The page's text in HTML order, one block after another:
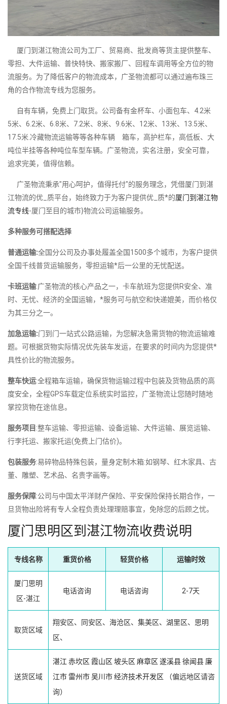
厦门到湛江物流公司为工厂、贸易商、批发商等货主提供整车、
零担、大件运输、普快特快、搬家搬厂、回程车调用等全方位的物
流服务。为了降低客户的物流成本，广圣物流都可以通过遍布珠三
角的合作物流专线为您服务。
自有车辆，免费上门取货。公司备有金杯车、小面包车、4.2米
5米、6.2米、6.8米、7.2米、8米、9.6米、12米、13米、13.5米、
17.5米.冷藏物流运输等等各种车辆 箱车，高护栏车，高低板、大
吨位半挂等各种吨位车型车辆。广圣物流，实名注册，安全可靠，
追求完美，值得信赖。
广圣物流秉承"用心呵护，值得托付"的服务理念，凭借厦门到湛
江物流的优_质平台，始终致力于为客户提供优_质*的厦门到湛江物
流专线-厦门至目的城市}物流公司运输服务。
多种服务可搭配选择
普通运输:全国分公司及办事处履盖全国1500多个城市，为客户提供
全国千线普货运输服务，零担运输*后一公里的无忧配送。
卡班运输:广圣物流的核心产品之一，卡车航班为您提供R安全、准
时、无忧、经济的全国运输，*服务可与航空和快递媲美，而价格仅
为其三分之一。
加急运输:门到门一站式公路运输，为您解决急需货物的物流运输难
题。可根据货物实际情况优先装车发运，在要求的时间内为您提供*
具性价比的物流服务。
整车快运:全程箱车运输，确保货物运输过程中包装及货物品质的高
度安全，全程GPS车载定位系统实时监控，广圣物流让您随时随地
掌控货物在途信息。
服务项目 :整车运输、零担运输、设备运输、大件运输、展览运输、
行李托运、搬家托运(免费上门估价)。
包装服务:易碎物品特殊包装，量身定制木箱:如钢琴、红木家具、古
董、雕塑、艺术品、名贵字画等。
服务保障:公司与中国太平洋财产保险、平安保险保持长期合作，一
旦货物出险将有专人全程负责处理理赔事宜，免除您的后顾之忧。
厦门思明区到湛江物流收费说明
专线名称 重货价格 轻货价格 运输时效
厦门思明
区-湛江
电话咨询 电话咨询 2-7天
取货区域
翔安区、同安区、海沧区、集美区、湖里区、思明
区、
送货区域
湛江 赤坎区 霞山区 坡头区 麻章区 遂溪县徐闻县 廉
江市 雷州市吴川市经济技术开发区 （偏远地区请咨
询）